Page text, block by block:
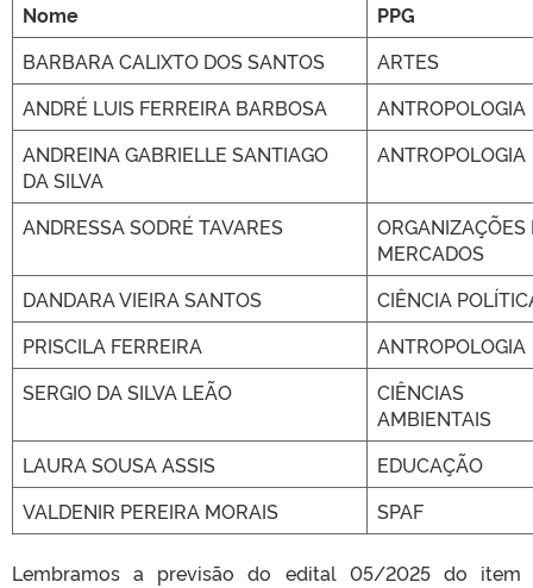
Nome
PPG
BARBARA CALIXTO DOS SANTOS
ARTES
ANDRÉ LUIS FERREIRA BARBOSA
ANTROPOLOGIA
ANDREINA GABRIELLE SANTIAGO
DA SILVA
ANTROPOLOGIA
ANDRESSA SODRÉ TAVARES
ORGANIZAÇÕES
MERCADOS
DANDARA VIEIRA SANTOS
CIÊNCIA
PRISCILA FERREIRA
ANTROPOLOGIA
SERGIO DA SILVA LEÃO
CIÊNCIAS
AMBIENTAIS
LAURA SOUSA ASSIS
EDUCAÇÃO
VALDENIR PEREIRA MORAIS
SPAF
Lembramos a previsão do edital 05/2025 do item